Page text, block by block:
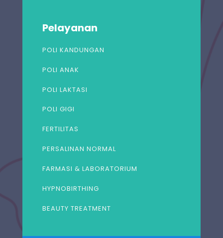
Pelayanan
POLI KANDUNGAN
POLI ANAK
POLI LAKTASI
POLI GIGI
FERTILITAS
PERSALINAN NORMAL
FARMASI & LABORATORIUM
HYPNOBIRTHING
BEAUTY TREATMENT